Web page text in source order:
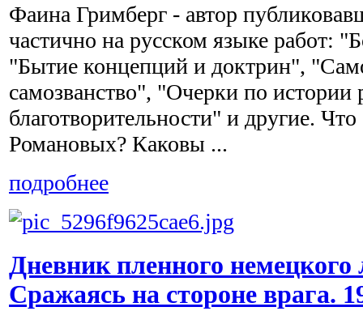
Фаина Гримберг - автор
частично на русском языке работ:
"Бытие концепций и доктрин",
самозванство", "Очерки по истории
благотворительности" и другие.
Романовых? Каковы ...
подробнее
Дневник пленного немецкого
Сражаясь на стороне врага.